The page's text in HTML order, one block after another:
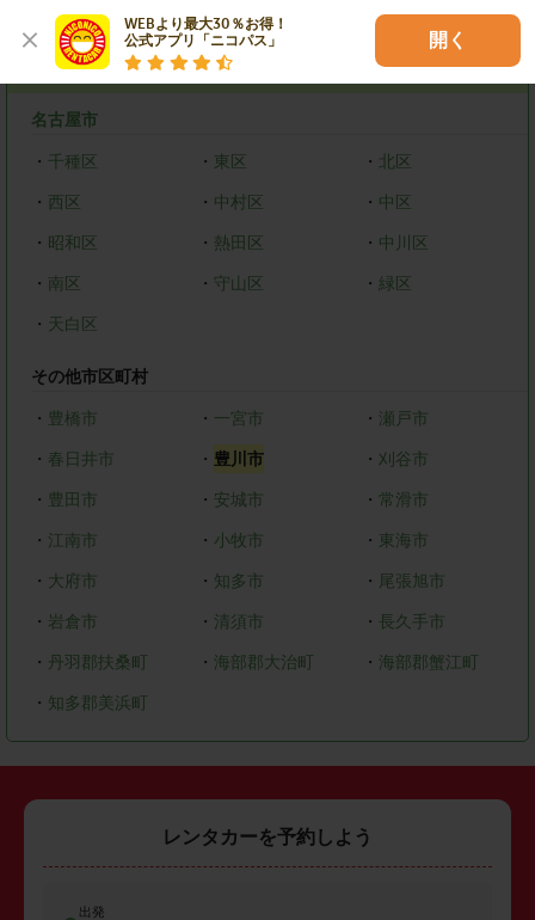
WEBより最大30％お得！
公式アプリ「ニコパス」
開く
エリアで探す
愛知県
名古屋市
・ 千種区 ・ 東区 ・ 北区
・ 西区 ・ 中村区 ・ 中区
・ 昭和区 ・ 熱田区 ・ 中川区
・ 南区 ・ 守山区 ・ 緑区
・ 天白区
その他市区町村
・ 豊橋市 ・ 一宮市 ・瀬戸市
・ 春日井市 ・ 豊川市 ・ 刈谷市
・ 豊田市 ・ 安城市 ・ 常滑市
・ 江南市 ・ 小牧市 ・ 東海市
・ 大府市 ・ 知多市 ・ 尾張旭市
・ 岩倉市 ・ 清須市 ・ 長久手市
・ 丹羽郡扶桑町 ・ 海部郡大治町 ・ 海部郡蟹江町
・ 知多郡美浜町
レンタカーを予約しよう
出発